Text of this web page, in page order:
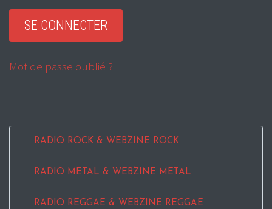
Mot de passe oublié ?
RADIO ROCK & WEBZINE ROCK
RADIO METAL & WEBZINE METAL
RADIO REGGAE & WEBZINE REGGAE